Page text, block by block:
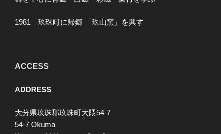
1981 玖珠町に帰郷 「玖山窯」を興す
ACCESS
ADDRESS
大分県玖珠郡玖珠町大隈54-7
54-7 Okuma